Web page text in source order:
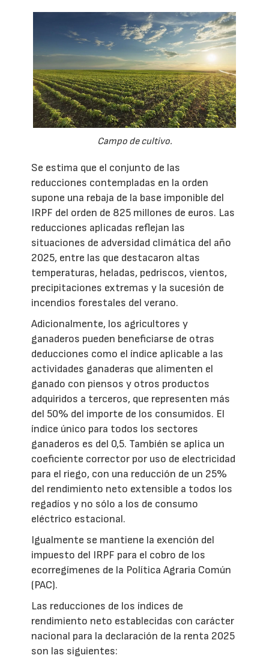
Campo de cultivo.
Se estima que el conjunto de las
reducciones contempladas en la orden
supone una rebaja de la base imponible del
IRPF del orden de 825 millones de euros. Las
reducciones aplicadas reflejan las
situaciones de adversidad climática del año
2025, entre las que destacaron altas
temperaturas, heladas, pedriscos, vientos,
precipitaciones extremas y la sucesión de
incendios forestales del verano.
Adicionalmente, los agricultores y
ganaderos pueden beneficiarse de otras
deducciones como el índice aplicable a las
actividades ganaderas que alimenten el
ganado con piensos y otros productos
adquiridos a terceros, que representen más
del 50% del importe de los consumidos. El
índice único para todos los sectores
ganaderos es del 0,5. También se aplica un
coeficiente corrector por uso de electricidad
para el riego, con una reducción de un 25%
del rendimiento neto extensible a todos los
regadíos y no sólo a los de consumo
eléctrico estacional.
Igualmente se mantiene la exención del
impuesto del IRPF para el cobro de los
ecorregímenes de la Política Agraria Común
(PAC).
Las reducciones de los índices de
rendimiento neto establecidas con carácter
nacional para la declaración de la renta 2025
son las siguientes: